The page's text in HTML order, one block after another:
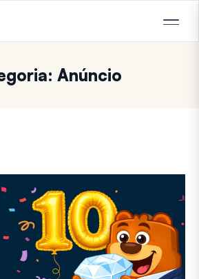
Anúncio